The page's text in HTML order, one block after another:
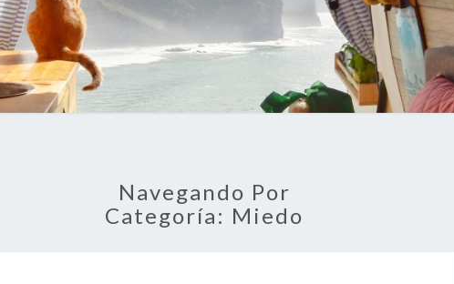
Camión
Camper
Por
Navegando Por
Categoría: Miedo